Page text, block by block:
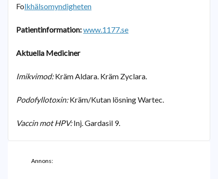
Folkhälsomyndigheten
Patientinformation:www.1177.se
Aktuella Mediciner
Imikvimod:Kräm Aldara. Kräm Zyclara.
Podofyllotoxin:Kräm/Kutan lösning Wartec.
Vaccin mot HPV:Inj. Gardasil 9.
Annons: